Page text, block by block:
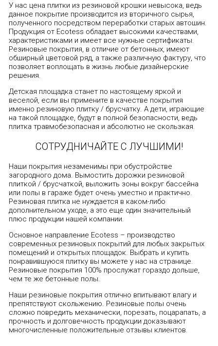
У нас цена плитки из резиновой крошки невысока, ведь
данное покрытие производится из вторичного сырья,
полученного посредством переработки старых автошин.
Продукция от Ecotess обладает высокими качествами,
характеристиками и имеет все нужные сертификаты.
Резиновые покрытия, в отличие от бетонных, имеют
обширный цветовой ряд, а также различную фактуру, что
позволяет воплощать в жизнь любые дизайнерские
решения.
Детская площадка станет по настоящему яркой и
веселой, если вы примените в качестве покрытия
именно резиновую плитку / брусчатку. А дети, играющие
на такой площадке, будут в полной безопасности, ведь
плитка травмобезопасная и абсолютно не скользкая.
СОТРУДНИЧАЙТЕ С ЛУЧШИМИ!
Наши покрытия незаменимы при обустройстве
загородного дома. Вымостить дорожки резиновой
плиткой / брусчаткой, выложить зоны вокруг бассейна
или полы в гараже будет очень уместно и практично.
Резиновая плитка не нуждается в каком-либо
дополнительном уходе, а это еще один значительный
плюс продукции нашей компании.
Основное направление Ecotess – производство
современных резиновых покрытий для любых закрытых
помещений и открытых площадок. Выбрать и купить
понравившуюся плитку вы можете у нас на странице.
Резиновые покрытия 100% прослужат гораздо дольше,
чем те же бетонные полы.
Наши резиновые покрытия отлично впитывают влагу и
препятствуют скольжению. Резиновые полы очень
сложно повредить механически, порезать, поцарапать, а
прочность и долговечность продукции доказывают
многочисленные положительные отзывы клиентов.